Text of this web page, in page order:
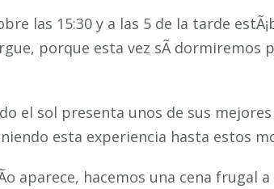
las 15:30 y a las 5 de la tarde
porque esta vez sÃ­ dormiremos
el sol presenta unos de sus
esta experiencia hasta estos
aparece, hacemos una cena frugal